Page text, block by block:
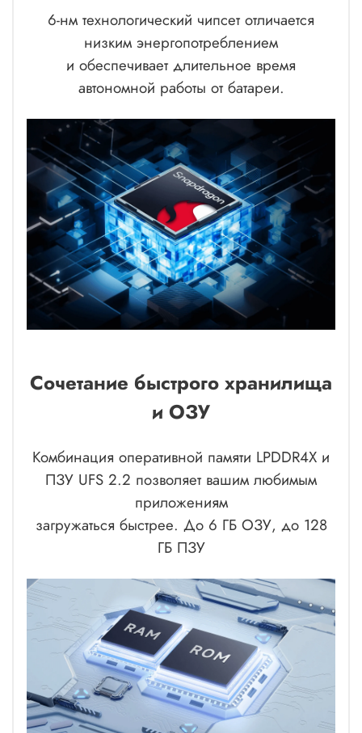
6-нм технологический чипсет отличается
низким энергопотреблением
и обеспечивает длительное время
автономной работы от батареи.
Сочетание быстрого хранилища
и ОЗУ
Комбинация оперативной памяти LPDDR4X и
ПЗУ UFS 2.2 позволяет вашим любимым
приложениям
загружаться быстрее. До 6 ГБ ОЗУ, до 128
ГБ ПЗУ